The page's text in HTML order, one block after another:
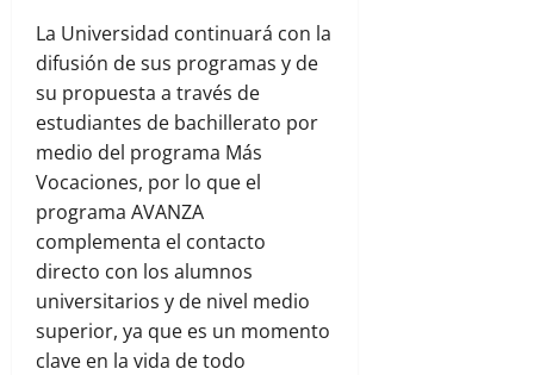
La Universidad continuará con la
difusión de sus programas y de
su propuesta a través de
estudiantes de bachillerato por
medio del programa Más
Vocaciones, por lo que el
programa AVANZA
complementa el contacto
directo con los alumnos
universitarios y de nivel medio
superior, ya que es un momento
clave en la vida de todo